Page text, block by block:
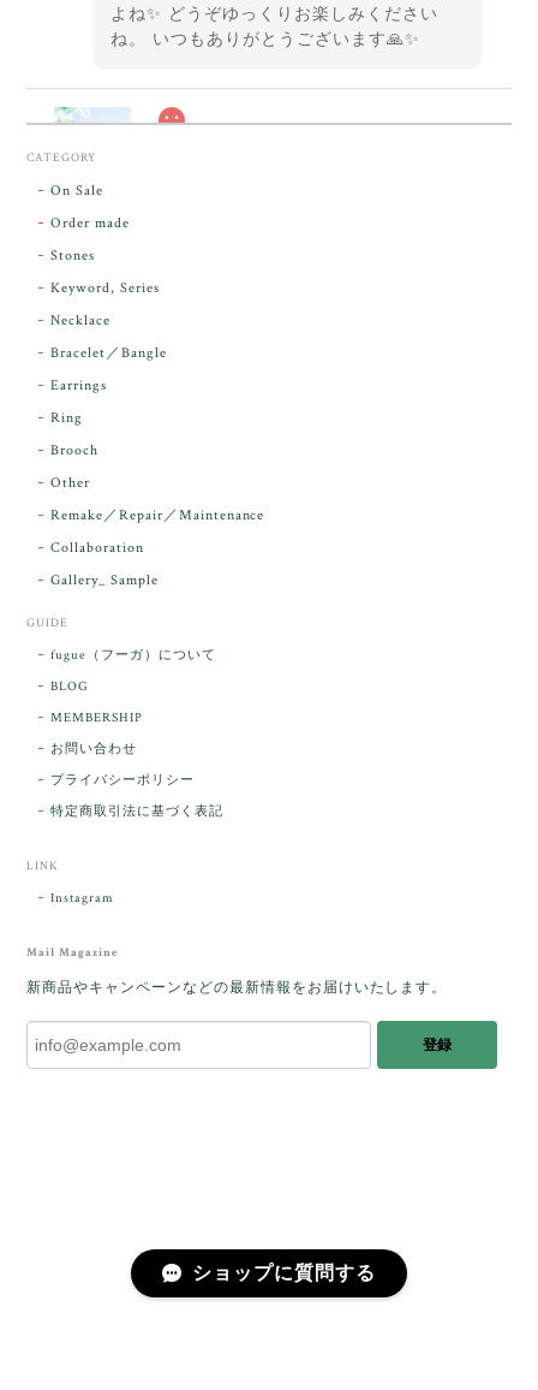
よね✨ どうぞゆっくりお楽しみください
ね。 いつもありがとうございます🙏✨
ンダラで感動しました。素敵な箱と和紙で石を包んで
下さり、ありがとうございました。
レビューをありがとうございます。 実物を
こそ この度は誠にありがとうございまし
た人に幸せが訪れる」という言い伝えがあるケサラン
パサラン。とっても素敵です。メッセージでは色々記
憶違いもありましたが、またいつかお会いして楽しい
した。
をあたたかく迎え入れてくださり とても嬉
しく思います。 この石のふわりとした光を
ランパサラン」でした。これからはT様の
傍で そっと見守ってくれるのではないかな
CATEGORY
On Sale
Order made
Stones
Keyword, Series
Necklace
Bracelet／Bangle
Earrings
Ring
Brooch
Other
Remake／Repair／Maintenance
Collaboration
Gallery_ Sample
GUIDE
fugue（フーガ）について
BLOG
MEMBERSHIP
お問い合わせ
プライバシーポリシー
特定商取引法に基づく表記
LINK
Instagram
Mail Magazine
新商品やキャンペーンなどの最新情報をお届けいたします。
登録
ショップに質問する